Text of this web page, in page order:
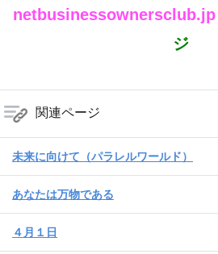
netbusinessownersclub.jp
ジ
関連ページ
未来に向けて（パラレルワールド）
あなたは万物である
４月１日